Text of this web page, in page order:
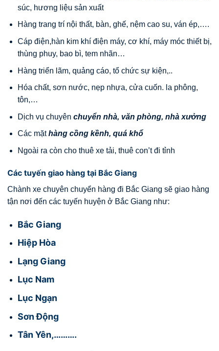
súc, hương liệu sản xuất
Hàng trang trí nội thất, bàn, ghế, nệm cao su, ván ép,….
Cáp điện,hàn kim khí điện máy, cơ khí, máy móc thiết bị,
thùng phuy, bao bì, tem nhãn…
Hàng triển lãm, quảng cáo, tổ chức sự kiện,..
Hóa chất, sơn nước, nẹp nhựa, cửa cuốn. la phông,
tôn,…
Dịch vụ chuyên chuyển nhà, văn phòng, nhà xưởng
Các mặthàng cồng kềnh, quá khổ
Ngoài ra còn cho thuê xe tải, thuê con’t đi tỉnh
Các tuyến giao hàng tại Bắc Giang
Chành xe chuyên chuyển hàng đi Bắc Giang sẽ giao hàng
tận nơi đến các tuyến huyện ở Bắc Giang như:
Bắc Giang
Hiệp Hòa
Lạng Giang
Lục Nam
Lục Ngạn
Sơn Động
Tân Yên,……….